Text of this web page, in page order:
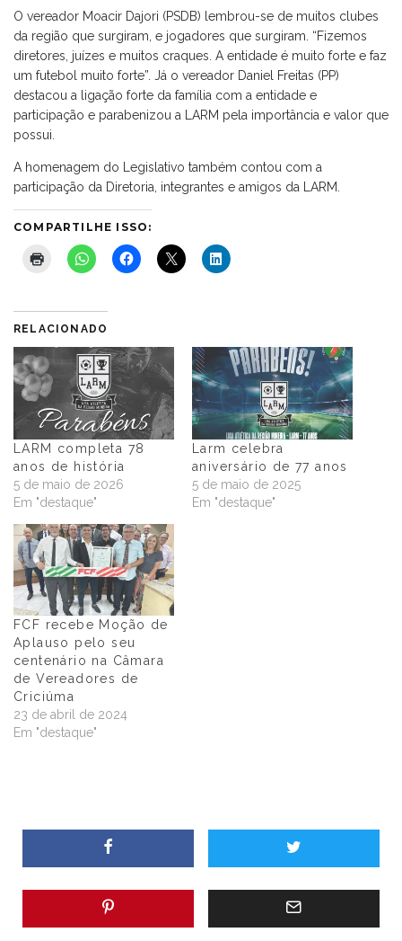
O vereador Moacir Dajori (PSDB) lembrou-se de muitos clubes
da região que surgiram, e jogadores que surgiram. “Fizemos
diretores, juízes e muitos craques. A entidade é muito forte e faz
um futebol muito forte”. Já o vereador Daniel Freitas (PP)
destacou a ligação forte da família com a entidade e
participação e parabenizou a LARM pela importância e valor que
possui.
A homenagem do Legislativo também contou com a
participação da Diretoria, integrantes e amigos da LARM.
COMPARTILHE ISSO:
RELACIONADO
LARM completa 78
anos de história
5 de maio de 2026
Em "destaque"
Larm celebra
aniversário de 77 anos
5 de maio de 2025
Em "destaque"
FCF recebe Moção de
Aplauso pelo seu
centenário na Câmara
de Vereadores de
Criciúma
23 de abril de 2024
Em "destaque"